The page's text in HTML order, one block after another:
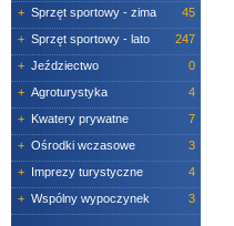
+ Sprzęt sportowy - zima
45
+ Sprzęt sportowy - lato
247
+ Jeździectwo
0
+ Agroturystyka
4
+ Kwatery prywatne
7
+ Ośrodki wczasowe
3
+ Imprezy turystyczne
4
+ Wspólny wypoczynek 3